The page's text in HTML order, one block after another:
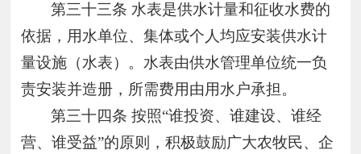
第三十三条 水表是供水计量和征收水费的
依据，用水单位、集体或个人均应安装供水计
量设施（水表）。水表由供水管理单位统一负
责安装并造册，所需费用由用水户承担。
第三十四条 按照“谁投资、谁建设、谁经
营、谁受益”的原则，积极鼓励广大农牧民、企